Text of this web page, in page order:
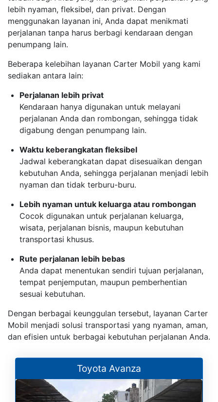
lebih nyaman, fleksibel, dan privat. Dengan
menggunakan layanan ini, Anda dapat menikmati
perjalanan tanpa harus berbagi kendaraan dengan
penumpang lain.
Beberapa kelebihan layanan Carter Mobil yang kami
sediakan antara lain:
Perjalanan lebih privat
Kendaraan hanya digunakan untuk melayani
perjalanan Anda dan rombongan, sehingga tidak
digabung dengan penumpang lain.
Waktu keberangkatan fleksibel
Jadwal keberangkatan dapat disesuaikan dengan
kebutuhan Anda, sehingga perjalanan menjadi lebih
nyaman dan tidak terburu-buru.
Lebih nyaman untuk keluarga atau rombongan
Cocok digunakan untuk perjalanan keluarga,
wisata, perjalanan bisnis, maupun kebutuhan
transportasi khusus.
Rute perjalanan lebih bebas
Anda dapat menentukan sendiri tujuan perjalanan,
tempat penjemputan, maupun pemberhentian
sesuai kebutuhan.
Dengan berbagai keunggulan tersebut, layanan Carter
Mobil menjadi solusi transportasi yang nyaman, aman,
dan efisien untuk berbagai kebutuhan perjalanan Anda.
Toyota Avanza